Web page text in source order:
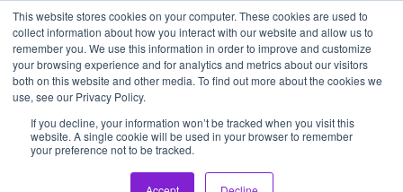
This website stores cookies on your computer. These cookies are used to
collect information about how you interact with our website and allow us to
remember you. We use this information in order to improve and customize
your browsing experience and for analytics and metrics about our visitors
both on this website and other media. To find out more about the cookies we
use, see our Privacy Policy.
If you decline, your information won’t be tracked when you visit this
website. A single cookie will be used in your browser to remember
your preference not to be tracked.
アセンティア・ホールディングス(AssentiaHoldings)
⇒ZOOMに変更：新しい時代対応
型のフランチャイズ商談会